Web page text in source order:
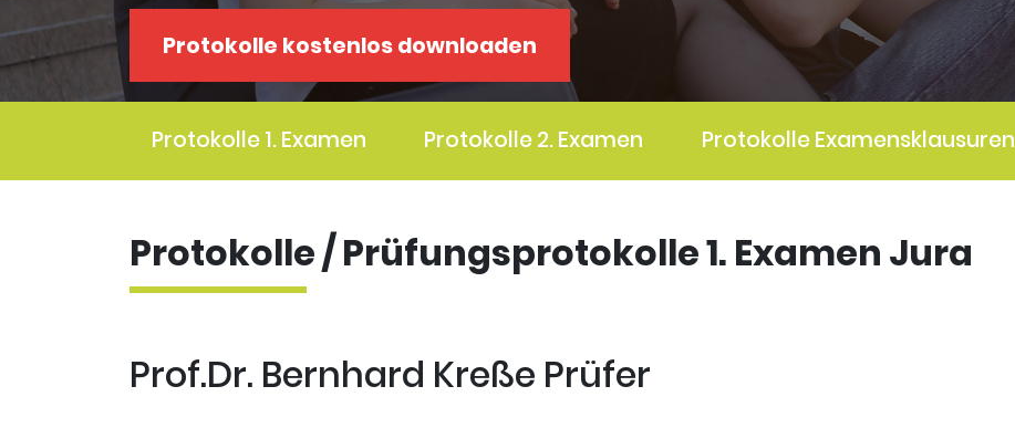
Protokolle kostenlos downloaden
Protokolle 1. Examen Protokolle 2. Examen Protokolle Examensklausuren
Protokolle / Prüfungsprotokolle 1. Examen Jura
Prof.Dr. Bernhard Kreße Prüfer